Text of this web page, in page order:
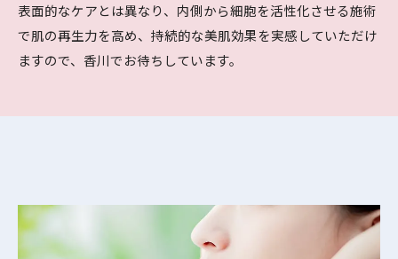
表面的なケアとは異なり、内側から細胞を活性化させる施術
で肌の再生力を高め、持続的な美肌効果を実感していただけ
ますので、香川でお待ちしています。